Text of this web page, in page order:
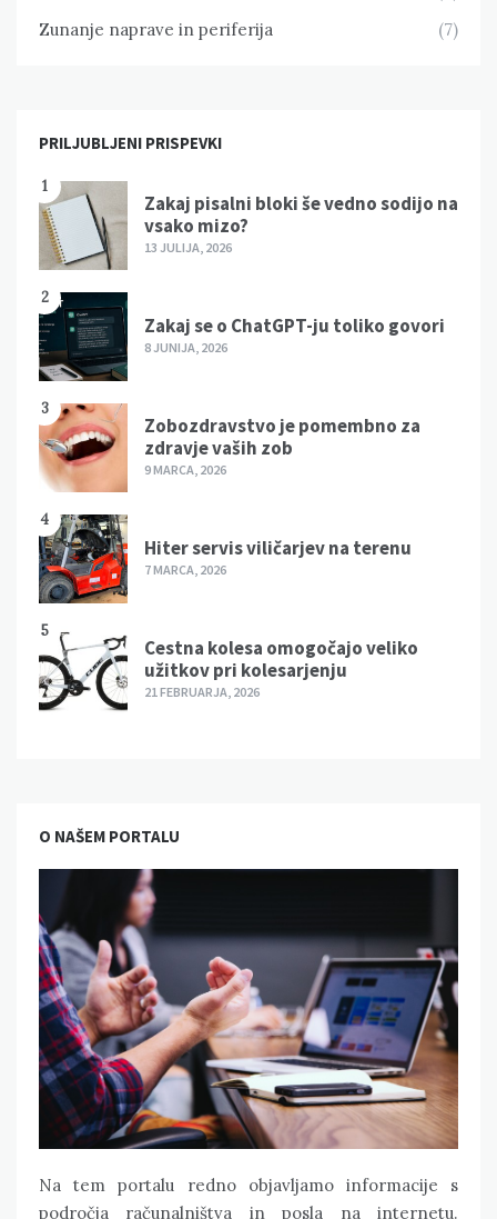
Zunanje naprave in periferija
(7)
PRILJUBLJENI PRISPEVKI
1
Zakaj pisalni bloki še vedno sodijo na
vsako mizo?
13 JULIJA, 2026
2
Zakaj se o ChatGPT-ju toliko govori
8 JUNIJA, 2026
3
Zobozdravstvo je pomembno za
zdravje vaših zob
9 MARCA, 2026
4
Hiter servis viličarjev na terenu
7 MARCA, 2026
5
Cestna kolesa omogočajo veliko
užitkov pri kolesarjenju
21 FEBRUARJA, 2026
O NAŠEM PORTALU
Na tem portalu redno objavljamo informacije s
področja računalništva in posla na internetu.